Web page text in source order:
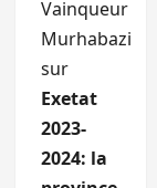
Vainqueur
Murhabazi
sur
Exetat
2023-
2024: la